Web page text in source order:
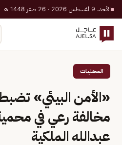
الأحد، 9 أغسطس 2026 · 26 صفر 1448 هـ
المحليات
«الأمن البيئي» تضبط
مخالفة رعي في
عبدالله الملكية